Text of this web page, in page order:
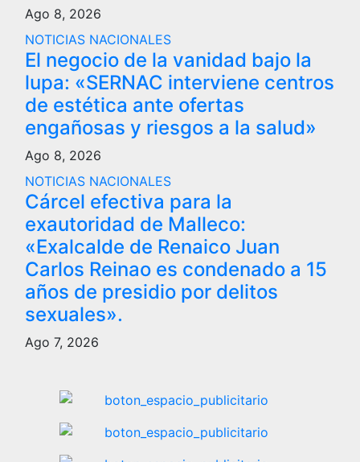
Ago 8, 2026
NOTICIAS NACIONALES
El negocio de la vanidad bajo la
lupa: «SERNAC interviene centros
de estética ante ofertas
engañosas y riesgos a la salud»
Ago 8, 2026
NOTICIAS NACIONALES
Cárcel efectiva para la
exautoridad de Malleco:
«Exalcalde de Renaico Juan
Carlos Reinao es condenado a 15
años de presidio por delitos
sexuales».
Ago 7, 2026